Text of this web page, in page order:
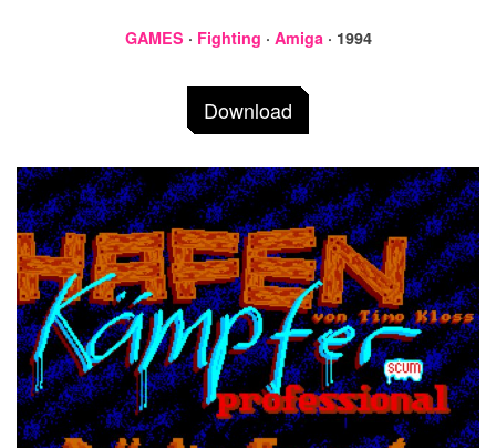
GAMES · Fighting · Amiga · 1994
Download